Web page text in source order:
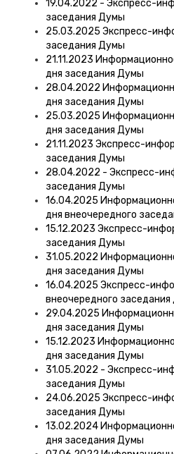
19.04.2022 - Экспресс-
заседания Думы
25.03.2025 Экспресс-
заседания Думы
21.11.2023
дня заседания Думы
28.04.2022
дня заседания Думы
25.03.2025
дня заседания Думы
21.11.2023 Экспресс-
заседания Думы
28.04.2022 - Экспресс-
заседания Думы
16.04.2025
дня внеочередного
15.12.2023 Экспресс-
заседания Думы
31.05.2022
дня заседания Думы
16.04.2025 Экспресс-
внеочередного
29.04.2025
дня заседания Думы
15.12.2023
дня заседания Думы
31.05.2022 - Экспресс-
заседания Думы
24.06.2025 Экспресс-
заседания Думы
13.02.2024
дня заседания Думы